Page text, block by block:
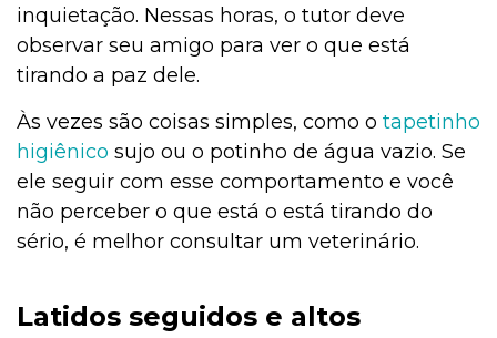
inquietação. Nessas horas, o tutor deve
observar seu amigo para ver o que está
tirando a paz dele.
Às vezes são coisas simples, como o tapetinho
higiênico sujo ou o potinho de água vazio. Se
ele seguir com esse comportamento e você
não perceber o que está o está tirando do
sério, é melhor consultar um veterinário.
Latidos seguidos e altos